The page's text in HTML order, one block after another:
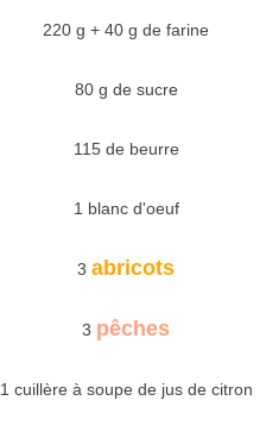
220 g + 40 g de farine
80 g de sucre
115 de beurre
1 blanc d'oeuf
3 abricots
3 pêches
1 cuillère à soupe de jus de citron